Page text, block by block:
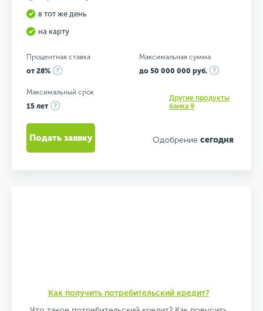
в тот же день
на карту
Процентная ставка
от 28%
Максимальная сумма
до 50 000 000 руб.
Максимальный срок
15 лет
Другие продукты
банка 9
Одобрение сегодня
Подать заявку
Как получить потребительский кредит?